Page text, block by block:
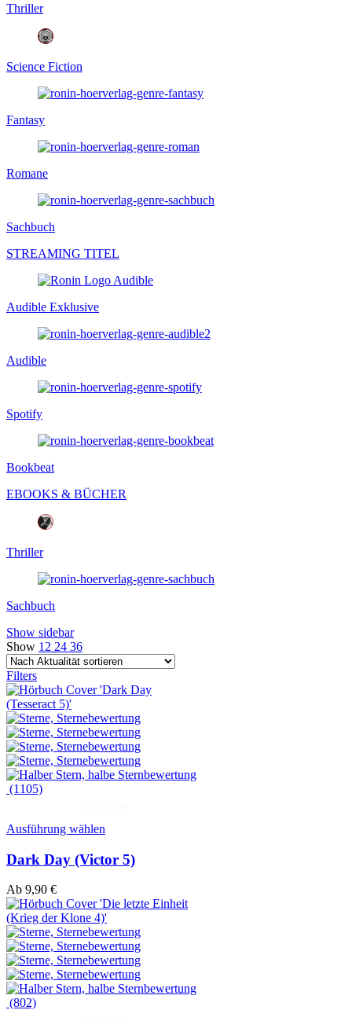
Thriller
Science Fiction
Fantasy
Romane
Sachbuch
STREAMING TITEL
Audible Exklusive
Audible
Spotify
Bookbeat
EBOOKS & BÜCHER
Thriller
Sachbuch
Show sidebar
Show 12 24 36
Filters
(1105)
Ausführung wählen
Dark Day (Victor 5)
Ab 9,90 €
(802)